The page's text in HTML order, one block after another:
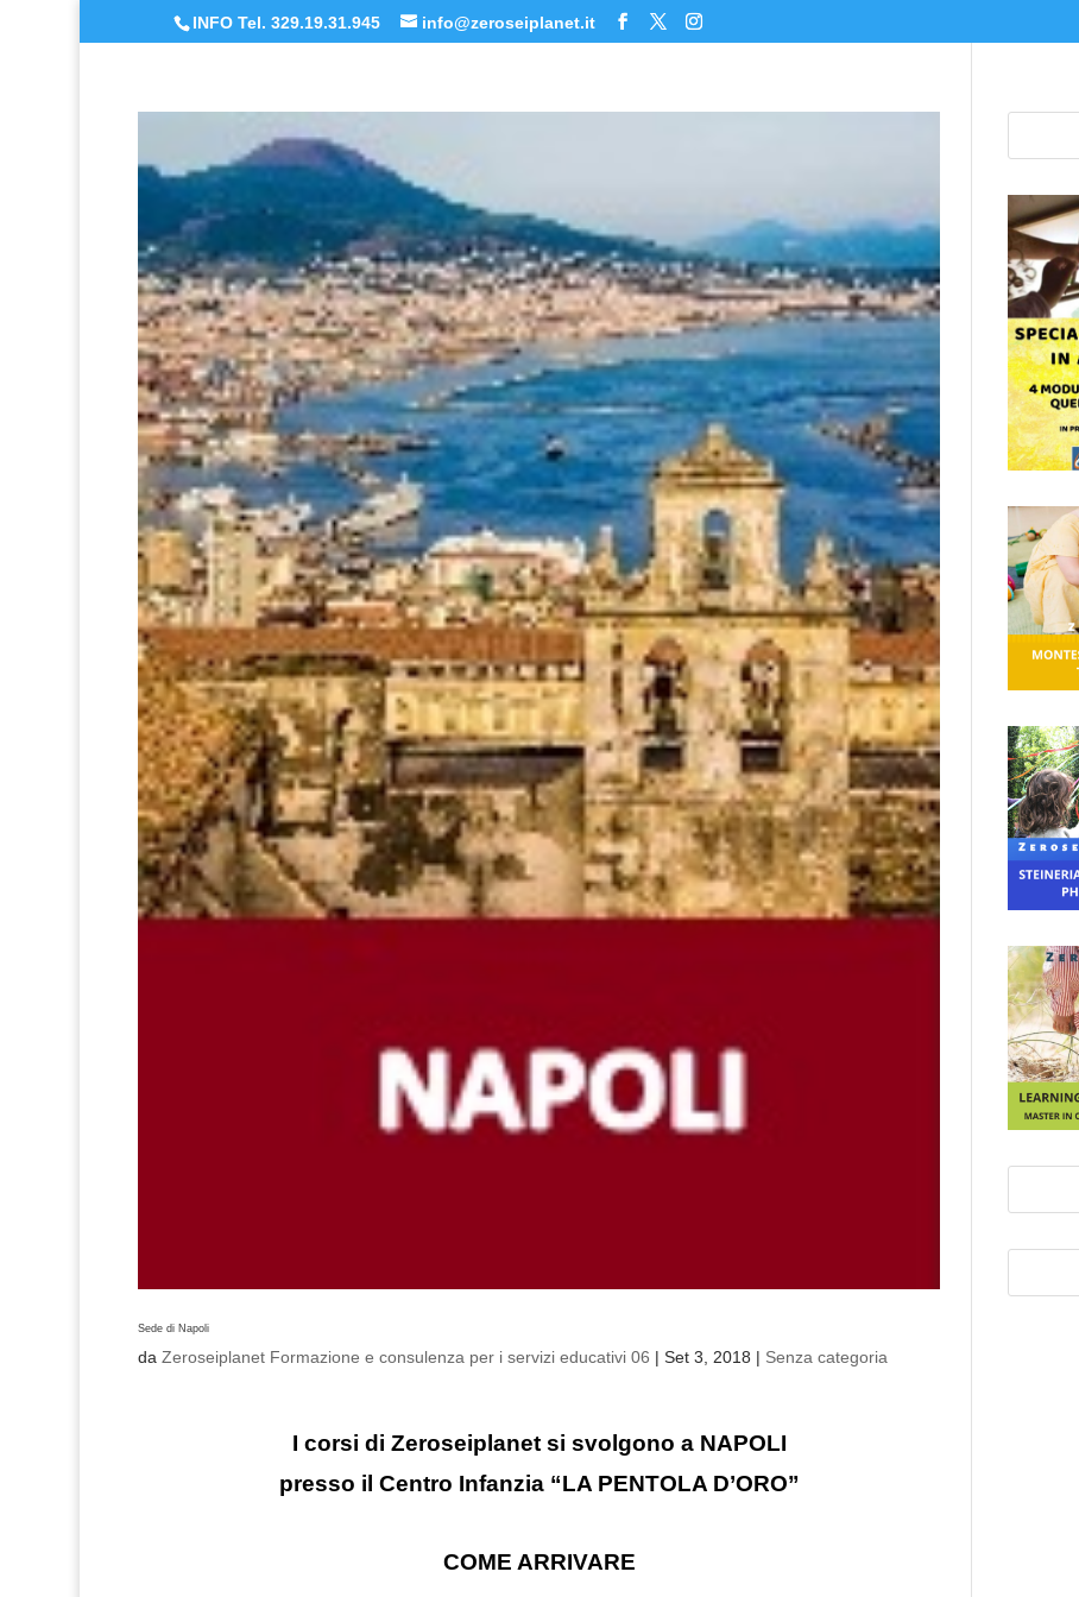
INFO Tel. 329.19.31.945 info@zeroseiplanet.it
Sede di Napoli
daZeroseiplanet Formazione e consulenza per i servizi educativi 06 |Set 3, 2018 | Senza categoria
I corsi di Zeroseiplanet si svolgono a NAPOLI
presso il Centro Infanzia “LA PENTOLA D’ORO”
COME ARRIVARE